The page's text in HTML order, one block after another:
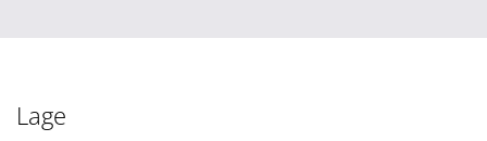
Lage